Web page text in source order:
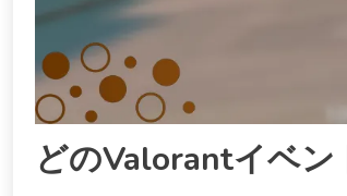
どのValorantイベ